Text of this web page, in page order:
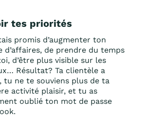
tes priorités
promis d’augmenter ton
d’affaires, de prendre du temps
d’être plus visible sur les
Résultat? Ta clientèle a
tu ne te souviens plus de ta
activité plaisir, et tu as
oublié ton mot de passe